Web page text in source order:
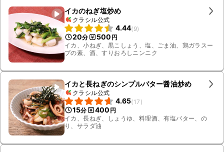
イカのねぎ塩炒め
クラシル公式
4.44(9)
20分 500 円
イカ、小ねぎ、黒こしょう、塩、ごま油、鶏ガラスー
プの素、酒、すりおろしニンニク
イカと長ねぎのシンプルバター醤油炒め
クラシル公式
4.65(17 )
15分 400 円
イカ、長ねぎ、しょうゆ、料理酒、有塩バター、の
り、サラダ油